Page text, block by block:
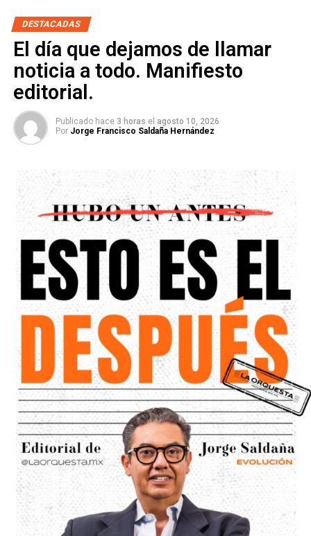
DESTACADAS
El día que dejamos de llamar
noticia a todo. Manifiesto
editorial.
Publicado hace 3 horas el agosto 10, 2026
Por Jorge Francisco Saldaña Hernández